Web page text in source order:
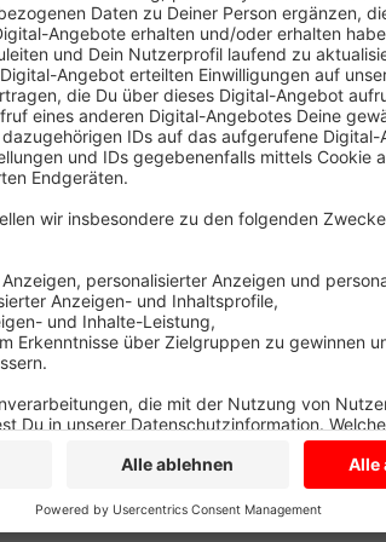
Der LKW war am Dienstagmittag aus noch
Krankenhaus. Die Straße war bis zum
Außerdem war bei dem Unfall aufgewühlte
reinigte die Straße provisorisch. Heute
verschwindet das Tempolimit wieder
Anzeige